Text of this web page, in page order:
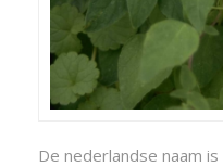
De nederlandse naam is